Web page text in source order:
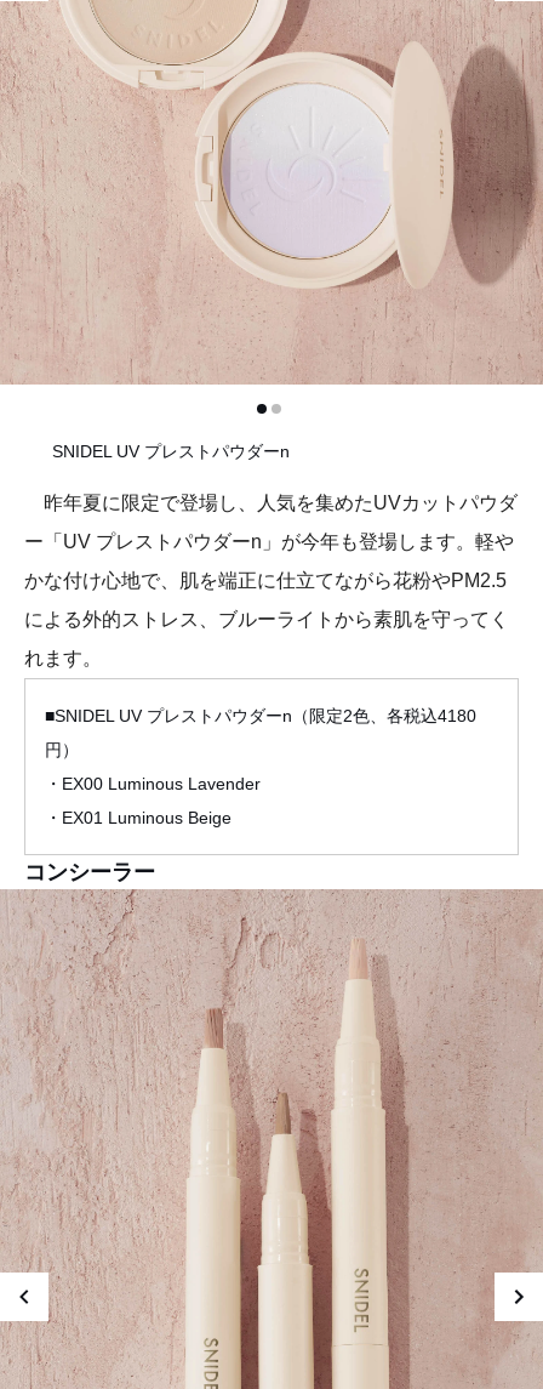
SNIDEL UV プレストパウダーn
昨年夏に限定で登場し、人気を集めたUVカットパウダ
ー「UV プレストパウダーn」が今年も登場します。軽や
かな付け心地で、肌を端正に仕立てながら花粉やPM2.5
による外的ストレス、ブルーライトから素肌を守ってく
れます。
■SNIDEL UV プレストパウダーn（限定2色、各税込4180
円）
・EX00 Luminous Lavender
・EX01 Luminous Beige
コンシーラー